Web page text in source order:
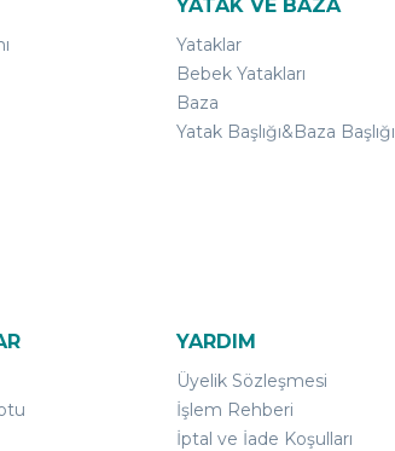
YATAK VE BAZA
Yataklar
Bebek Yatakları
Baza
Yatak Başlığı&Baza Başlığı
YARDIM
Üyelik Sözleşmesi
İşlem Rehberi
İptal ve İade Koşulları